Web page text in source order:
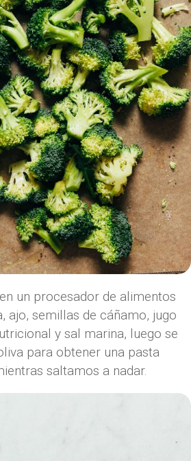
un procesador de alimentos
ajo, semillas de cáñamo, jugo
y sal marina, luego se
para obtener una pasta
saltamos a nadar.